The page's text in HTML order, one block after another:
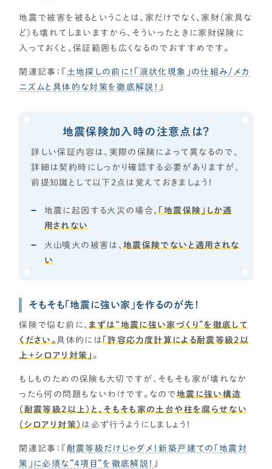
地震で被害を被るということは、家だけでなく、家財（家具な
ど）も壊れてしまいますから、そういったときに家財保険に
入っておくと、保証範囲も広くなるのでおすすめです。
関連記事：『 土地探しの前に！「液状化現象」の仕組み/メカ
ニズムと具体的な対策を徹底解説！ 』
地震保険加入時の注意点は？
詳しい保証内容は、実際の保険によって異なるので、
詳細は契約時にしっかり確認する必要がありますが、
前提知識として以下2点は覚えておきましょう！
地震に起因する火災の場合、 「地震保険」しか適
用されない
火山噴火の被害は、地震保険でないと適用されな
い
そもそも「地震に強い家」を作るのが先！
保険で悩む前に、 まずは“地震に強い家づくり”を徹底して
ください。 具体的には 「許容応力度計算による耐震等級2以
上＋シロアリ対策」 。
もしものための保険も大切ですが、そもそも家が壊れなか
ったら何の問題もないわけです。なので 地震に強い構造
（耐震等級2以上）と、そもそも家の土台や柱を腐らせない
（シロアリ対策） は必ず行うようにしましょう！
関連記事：『耐震等級だけじゃダメ！新築戸建ての「地震対
策」に必須な”４項目”を徹底解説！ 』